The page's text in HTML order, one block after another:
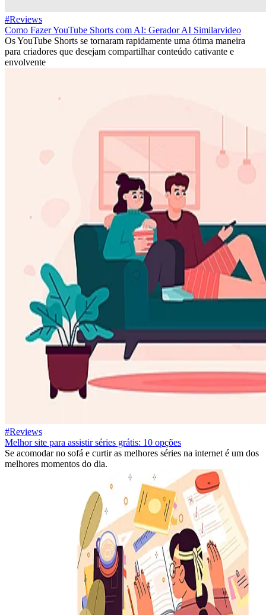
#Reviews
Como Fazer YouTube Shorts com AI: Gerador AI Similarvideo
Os YouTube Shorts se tornaram rapidamente uma ótima maneira
para criadores que desejam compartilhar conteúdo cativante e
envolvente
#Reviews
Melhor site para assistir séries grátis: 10 opções
Se acomodar no sofá e curtir as melhores séries na internet é um dos
melhores momentos do dia.